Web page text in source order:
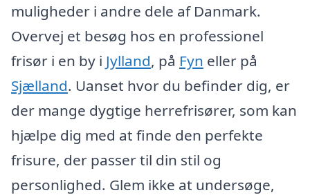
muligheder i andre dele af Danmark.
Overvej et besøg hos en professionel
frisør i en by i Jylland, på Fyn eller på
Sjælland. Uanset hvor du befinder dig, er
der mange dygtige herrefrisører, som kan
hjælpe dig med at finde den perfekte
frisure, der passer til din stil og
personlighed. Glem ikke at undersøge,